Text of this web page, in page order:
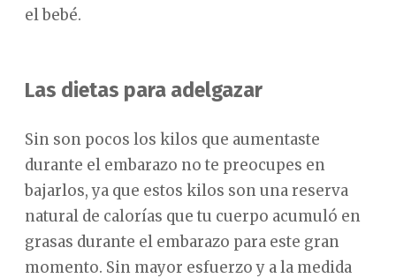
el bebé.
Las dietas para adelgazar
Sin son pocos los kilos que aumentaste
durante el embarazo no te preocupes en
bajarlos, ya que estos kilos son una reserva
natural de calorías que tu cuerpo acumuló en
grasas durante el embarazo para este gran
momento. Sin mayor esfuerzo y a la medida